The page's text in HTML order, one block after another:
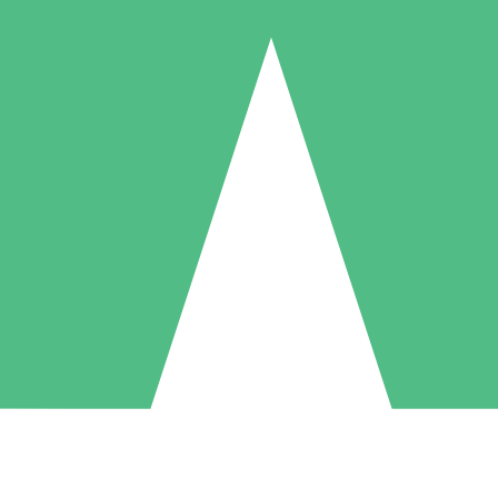
Individuele Creditpakketten
per gebruik met downloadtegoeden. Geen maandelijkse verplichting
5 Downloaden
US$